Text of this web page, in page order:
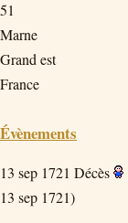
51
Marne
Grand est
France
Évènements
13 sep 1721 Décès
13 sep 1721)